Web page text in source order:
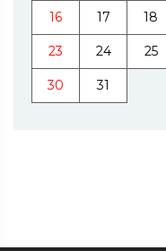
16 17 18
23 24 25
30 31